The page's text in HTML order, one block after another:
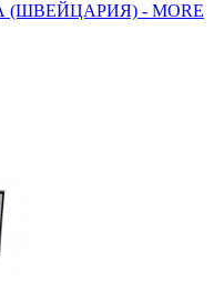
- MORE